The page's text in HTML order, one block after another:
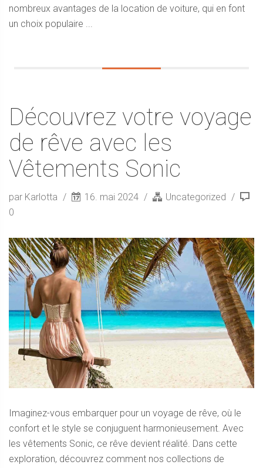
nombreux avantages de la location de voiture, qui en font
un choix populaire ...
Découvrez votre voyage
de rêve avec les
Vêtements Sonic
par Karlotta 16. mai 2024
Uncategorized
0
Imaginez-vous embarquer pour un voyage de rêve, où le
confort et le style se conjuguent harmonieusement. Avec
les vêtements Sonic, ce rêve devient réalité. Dans cette
exploration, découvrez comment nos collections de